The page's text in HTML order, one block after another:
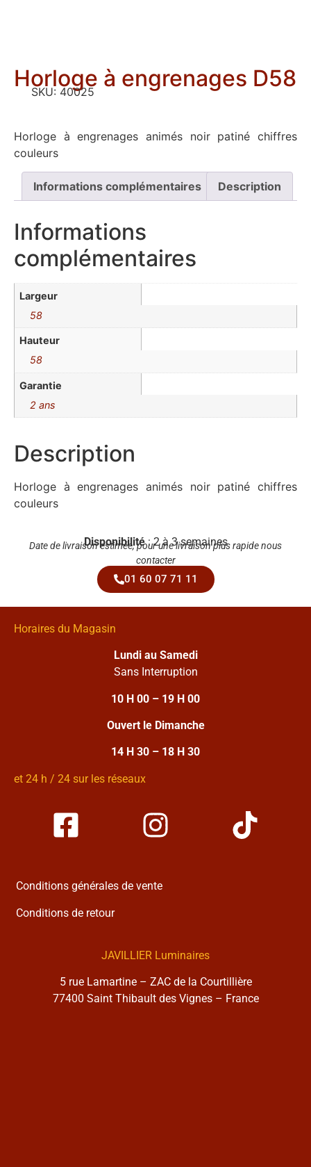
Horloge à engrenages D58
SKU: 40025
Horloge à engrenages animés noir patiné chiffres
couleurs
Informations complémentaires Description
Informations
complémentaires
Largeur
58
Hauteur
58
Garantie
2 ans
Description
Horloge à engrenages animés noir patiné chiffres
couleurs
Disponibilité: 2 à 3 semaines
Date de livraison estimée, pour une livraison plus rapide nous
contacter
01 60 07 71 11
Horaires du Magasin
Lundi au Samedi
Sans Interruption
10 H 00 – 19 H 00
Ouvert le Dimanche
14 H 30 – 18 H 30
et 24 h / 24 sur les réseaux
Conditions générales de vente
Conditions de retour
JAVILLIER Luminaires
5 rue Lamartine – ZAC de la Courtillière
77400 Saint Thibault des Vignes – France